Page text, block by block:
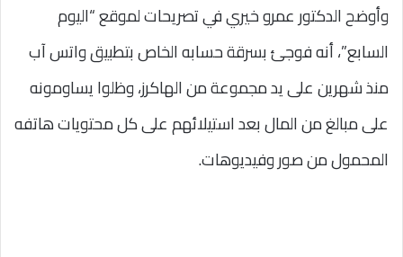
وأوضح الدكتور عمرو خيري في تصريحات لموقع “اليوم
السابع”، أنه فوجئ بسرقة حسابه الخاص بتطبيق واتس آب
منذ شهرين على يد مجموعة من الهاكرز، وظلوا يساومونه
على مبالغ من المال بعد استيلائهم على كل محتويات هاتفه
المحمول من صور وفيديوهات.